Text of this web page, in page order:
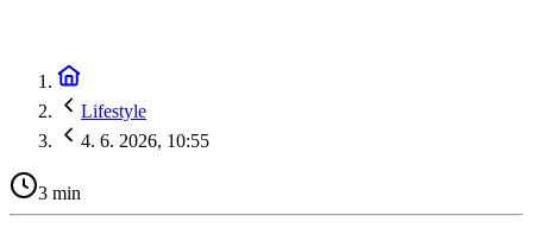
Lifestyle
4. 6. 2026, 10:55
3 min